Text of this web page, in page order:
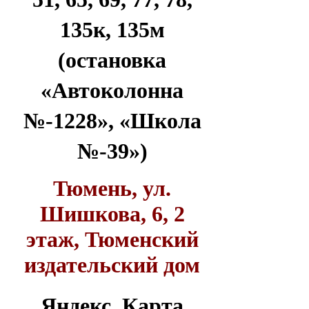
135к, 135м
(остановка
«Автоколонна
№-1228», «Школа
№-39»)
Тюмень, ул.
Шишкова, 6, 2
этаж, Тюменский
издательский дом